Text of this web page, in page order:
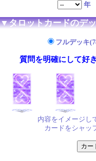
年
▼タロットカードのデ
フルデッキ
質問を明確にして好
内容をイメージし
カードをシャッ